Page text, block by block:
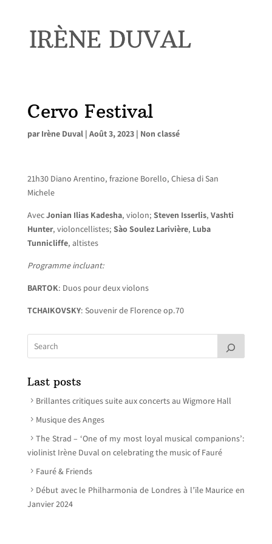
Cervo Festival
parIrène Duval| Août 3, 2023| Non classé
21h30 Diano Arentino, frazione Borello, Chiesa di San
Michele
AvecJonian Ilias Kadesha, violon; Steven Isserlis, Vashti
Hunter, violoncellistes; Sào Soulez Larivière, Luba
Tunnicliffe, altistes
Programme incluant:
BARTOK: Duos pour deux violons
TCHAIKOVSKY: Souvenir de Florence op.70
Last posts
Brillantes critiques suite aux concerts au Wigmore Hall
Musique des Anges
The Strad – ‘One of my most loyal musical companions’:
violinist Irène Duval on celebrating the music of Fauré
Fauré & Friends
Début avec le Philharmonia de Londres à l’ïle Maurice en
Janvier 2024